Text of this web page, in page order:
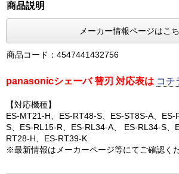
商品説明
メーカー情報ページはこ
商品コード：4547441432756
panasonicシェーバ 替刃 対応表は コチ
【対応機種】
ES-MT21-H、ES-RT48-S、ES-ST8S-A、ES-
S、ES-RL15-R、ES-RL34-A、 ES-RL34-S、
RT28-H、ES-RT39-K
※最新情報はメーカーページ等にてご確認くだ